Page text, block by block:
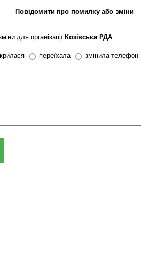
Повідомити про помилку або зміни
для організації Козівська РДА
переїхала змінила телефон